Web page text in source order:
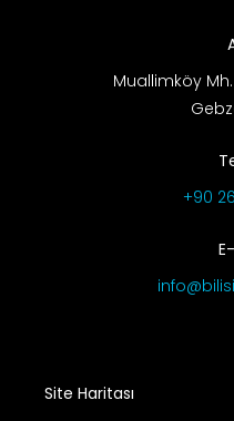
Muallimköy
+90
Site Haritası